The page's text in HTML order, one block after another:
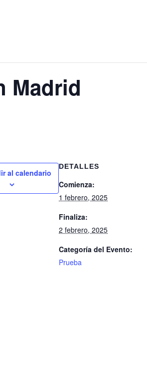
Madrid
al calendario
DETALLES
Comienza:
1 febrero, 2025
Finaliza:
2 febrero, 2025
Categoría del Evento:
Prueba